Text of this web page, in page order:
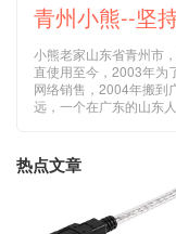
青州小熊--坚
小熊老家山东省青州市
直使用至今，2003年为
网络销售，2004年搬到
远，一个在广东的山东
热点文章